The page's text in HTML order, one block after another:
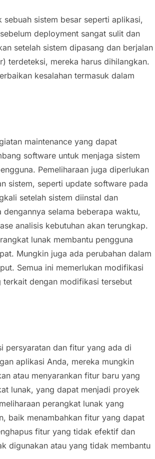
sistem besar seperti aplikasi,
deployment sangat sulit dan
setelah sistem dipasang dan berjalan
terdeteksi, mereka harus dihilangkan.
kesalahan termasuk dalam
maintenance yang dapat
software untuk menjaga sistem
Pemeliharaan juga diperlukan
sistem, seperti update software pada
setelah sistem diinstal dan
selama beberapa waktu,
analisis kebutuhan akan terungkap.
lunak membantu pengguna
Mungkin juga ada perubahan dalam
Semua ini memerlukan modifikasi
terkait dengan modifikasi tersebut
persyaratan dan fitur yang ada di
aplikasi Anda, mereka mungkin
atau menyarankan fitur baru yang
lunak, yang dapat menjadi proyek
perangkat lunak yang
baik menambahkan fitur yang dapat
fitur yang tidak efektif dan
digunakan atau yang tidak membantu